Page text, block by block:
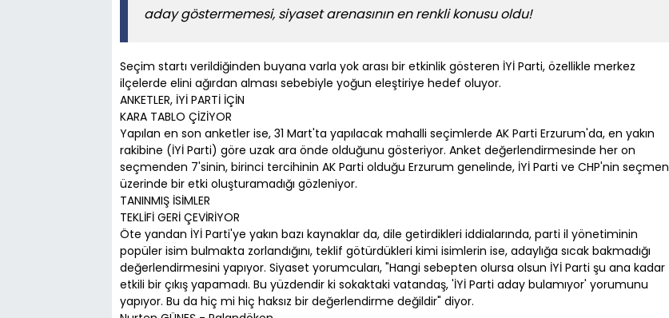
aday göstermemesi, siyaset arenasının en renkli konusu oldu!
Seçim startı verildiğinden buyana varla yok arası bir etkinlik gösteren İYİ Parti, özellikle merkez
ilçelerde elini ağırdan alması sebebiyle yoğun eleştiriye hedef oluyor.
ANKETLER, İYİ PARTİ İÇİN
KARA TABLO ÇİZİYOR
Yapılan en son anketler ise, 31 Mart'ta yapılacak mahalli seçimlerde AK Parti Erzurum'da, en yakın
rakibine (İYİ Parti) göre uzak ara önde olduğunu gösteriyor. Anket değerlendirmesinde her on
seçmenden 7'sinin, birinci tercihinin AK Parti olduğu Erzurum genelinde, İYİ Parti ve CHP'nin seçmen
üzerinde bir etki oluşturamadığı gözleniyor.
TANINMIŞ İSİMLER
TEKLİFİ GERİ ÇEVİRİYOR
Öte yandan İYİ Parti'ye yakın bazı kaynaklar da, dile getirdikleri iddialarında, parti il yönetiminin
popüler isim bulmakta zorlandığını, teklif götürdükleri kimi isimlerin ise, adaylığa sıcak bakmadığı
değerlendirmesini yapıyor. Siyaset yorumcuları, "Hangi sebepten olursa olsun İYİ Parti şu ana kadar
etkili bir çıkış yapamadı. Bu yüzdendir ki sokaktaki vatandaş, 'İYİ Parti aday bulamıyor' yorumunu
yapıyor. Bu da hiç mi hiç haksız bir değerlendirme değildir" diyor.